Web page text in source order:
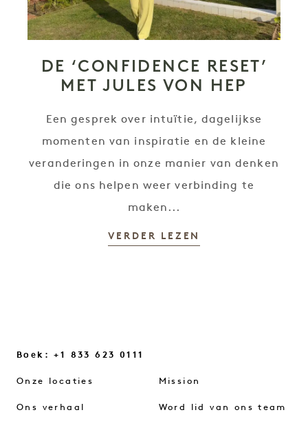
DE ‘CONFIDENCE RESET’
MET JULES VON HEP
Een gesprek over intuïtie, dagelijkse
momenten van inspiratie en de kleine
veranderingen in onze manier van denken
die ons helpen weer verbinding te
maken...
VERDER LEZEN
Boek: +1 833 623 0111
Onze locaties
Ons verhaal
Mission
Word lid van ons team